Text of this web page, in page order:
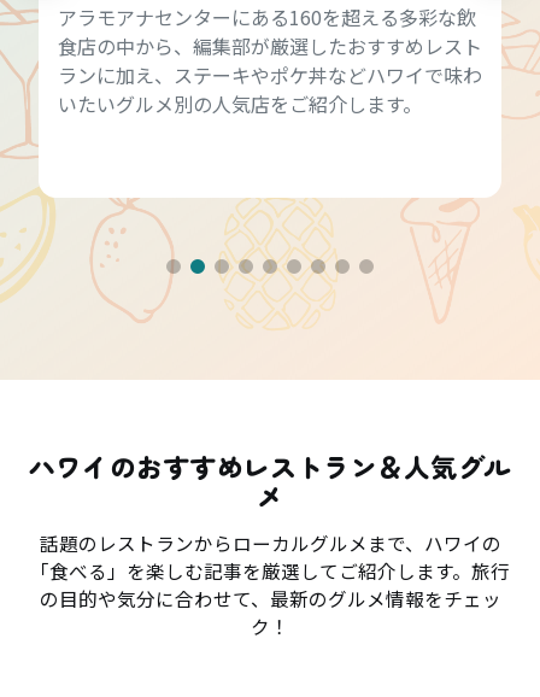
アラモアナセンターにある160を超える多彩な飲
食店の中から、編集部が厳選したおすすめレスト
ランに加え、ステーキやポケ丼などハワイで味わ
いたいグルメ別の人気店をご紹介します。
ハワイのおすすめレストラン＆人気グル
メ
話題のレストランからローカルグルメまで、ハワイの
「食べる」を楽しむ記事を厳選してご紹介します。旅行
の目的や気分に合わせて、最新のグルメ情報をチェッ
ク！